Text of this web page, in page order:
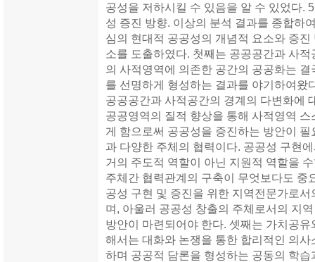
공성을 저하시킬 수 있음을 알 수 있었다.
성 증진 방향. 이상의 분석 결과를 종합하
심의 현대적 공공성의 개념적 요소와 증
소를 도출하였다. 첫째는 공공공간과 사
의 사적영역에 의존한 공간의 공공화는
를 선명하게 형성하는 결과를 야기하여왔
공공공간과 사적공간의 경계의 다변화에
공공영역의 질적 향상을 통해 사적영역
게 함으로써 공공성을 증진하는 방안이
과 다양한 주체의 협력이다. 공공성 구현
거의 주도적 역할이 아닌 지원적 역할을
주체간 협력관계의 구축이 무엇보다도 중
공성 구현 및 증진을 위한 지역전문가로
며, 아울러 공공성 창출의 주체로서의 지
방안이 마련되어야 한다. 셋째는 가치공
해서는 대화와 논쟁을 통한 합리적인 의
하며 공공적 담론을 형성하는 공동의 학